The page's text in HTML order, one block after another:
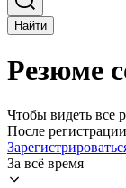
Найти
Резюме
Чтобы видеть все
После
За всё время